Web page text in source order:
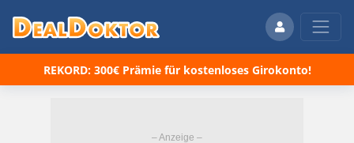
REKORD: 300€ Prämie für kostenloses Girokonto!